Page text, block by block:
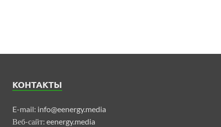
КОНТАКТЫ
E-mail: info@eenergy.media
Веб-сайт: eenergy.media